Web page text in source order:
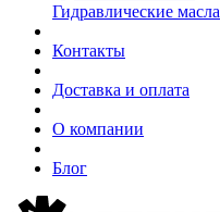
Гидравлические масла
Контакты
Доставка и оплата
О компании
Блог